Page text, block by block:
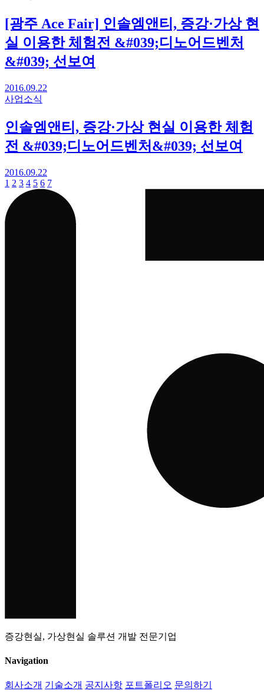
[광주 Ace Fair] 인솔엠앤티, 증강·가상 현
실 이용한 체험전 &#039;디노어드벤처
&#039; 선보여
2016.09.22
사업소식
인솔엠앤티, 증강·가상 현실 이용한 체험
전 &#039;디노어드벤처&#039; 선보여
2016.09.22
1 2 3 4 5 6 7
증강현실, 가상현실 솔루션 개발 전문기업
Navigation
회사소개 기술소개 공지사항 포트폴리오 문의하기